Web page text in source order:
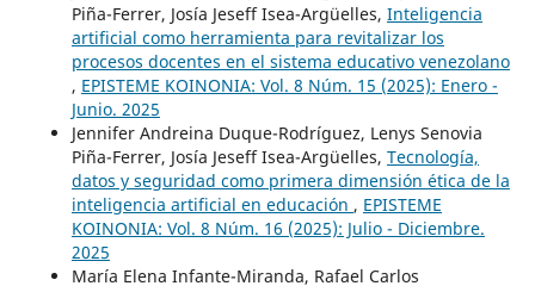
Piña-Ferrer, Josía Jeseff Isea-Argüelles, Inteligencia
artificial como herramienta para revitalizar los
procesos docentes en el sistema educativo venezolano
, EPISTEME KOINONIA: Vol. 8 Núm. 15 (2025): Enero -
Junio. 2025
Jennifer Andreina Duque-Rodríguez, Lenys Senovia
Piña-Ferrer, Josía Jeseff Isea-Argüelles, Tecnología,
datos y seguridad como primera dimensión ética de la
inteligencia artificial en educación , EPISTEME
KOINONIA: Vol. 8 Núm. 16 (2025): Julio - Diciembre.
2025
María Elena Infante-Miranda, Rafael Carlos